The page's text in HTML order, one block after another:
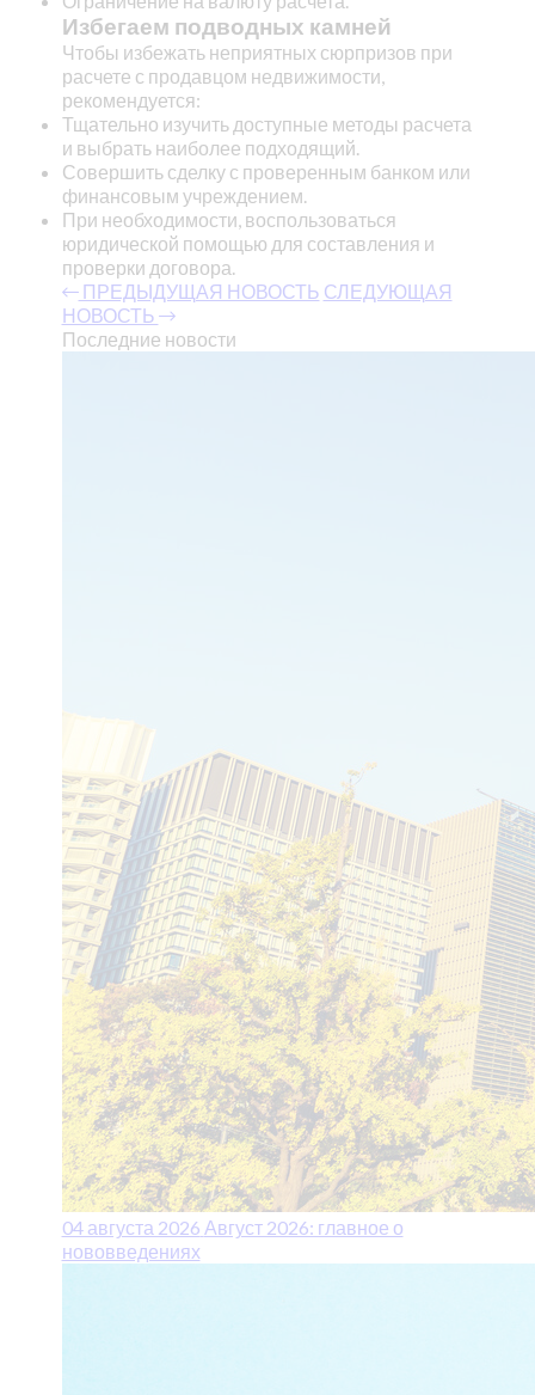
Избегаем подводных камней
Чтобы избежать неприятных сюрпризов при
расчете с продавцом недвижимости,
рекомендуется:
Тщательно изучить доступные методы расчета
и выбрать наиболее подходящий.
Совершить сделку с проверенным банком или
финансовым учреждением.
При необходимости, воспользоваться
юридической помощью для составления и
проверки договора.
ПРЕДЫДУЩАЯ НОВОСТЬ СЛЕДУЮЩАЯ
НОВОСТЬ
Последние новости
04 августа 2026 Август 2026: главное о
нововведениях